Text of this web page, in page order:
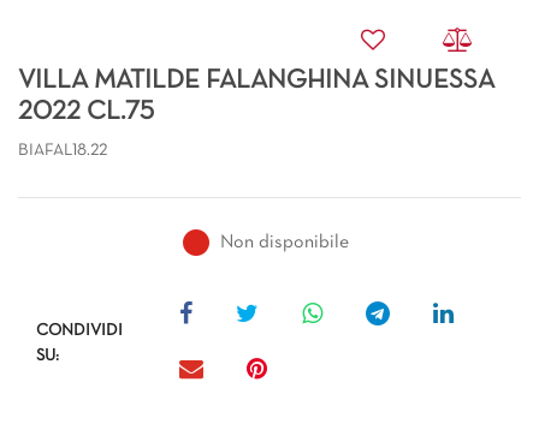
VILLA MATILDE FALANGHINA SINUESSA
2022 CL.75
BIAFAL18.22
Non disponibile
CONDIVIDI
SU: